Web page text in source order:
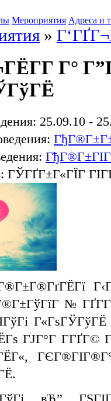
Мероприятия Адреса и
»
Г°
25.09.10 -
ГЎГҐГ±Г«ГЇГ
ГЈГ°Г Г­ГҐГ©